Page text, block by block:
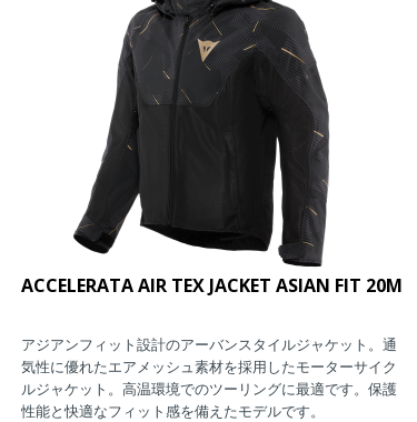
ACCELERATA AIR TEX JACKET ASIAN FIT 20M
アジアンフィット設計のアーバンスタイルジャケット。通
気性に優れたエアメッシュ素材を採用したモーターサイク
ルジャケット。高温環境でのツーリングに最適です。保護
性能と快適なフィット感を備えたモデルです。